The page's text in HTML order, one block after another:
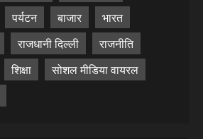
पर्यटन बाजार
भारत
राजधानी दिल्ली
राजनीति
शिक्षा
सोशल मीडिया वायरल